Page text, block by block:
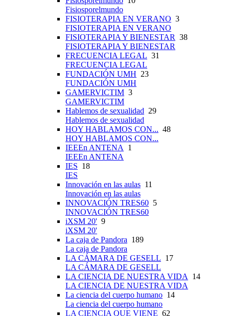
Fisiosporelmundo
FISIOTERAPIA EN VERANO 3
FISIOTERAPIA EN VERANO
FISIOTERAPIA Y BIENESTAR 38
FISIOTERAPIA Y BIENESTAR
FRECUENCIA LEGAL 31
FRECUENCIA LEGAL
FUNDACIÓN UMH 23
FUNDACIÓN UMH
GAMERVICTIM 3
GAMERVICTIM
Hablemos de sexualidad 29
Hablemos de sexualidad
HOY HABLAMOS CON... 48
HOY HABLAMOS CON...
IEEEn ANTENA
1
IEEEn ANTENA
IES 18
IES
Innovación en las aulas 11
Innovación en las aulas
INNOVACIÓN TRES60 5
INNOVACIÓN TRES60
iXSM 20' 9
iXSM 20'
La caja de Pandora 189
La caja de Pandora
LA CÁMARA DE GESELL 17
LA CÁMARA DE GESELL
LA CIENCIA DE NUESTRA VIDA
14
LA CIENCIA DE NUESTRA VIDA
La ciencia del cuerpo humano 14
La ciencia del cuerpo humano
LA CIENCIA QUE VIENE 62